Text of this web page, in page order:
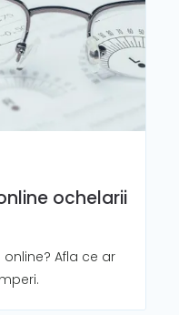
ochelarii
Afla ce ar